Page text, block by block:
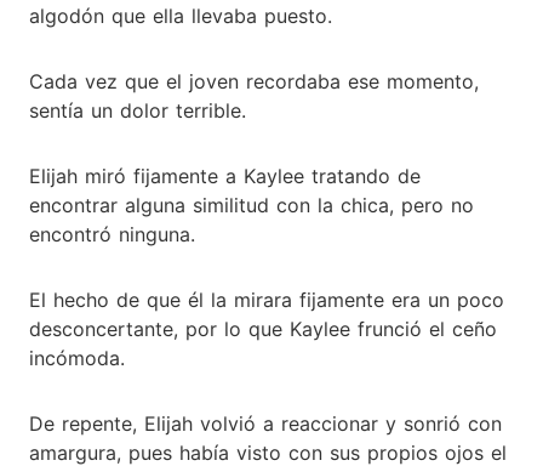
algodón que ella llevaba puesto.
Cada vez que el joven recordaba ese momento,
sentía un dolor terrible.
Elijah miró fijamente a Kaylee tratando de
encontrar alguna similitud con la chica, pero no
encontró ninguna.
El hecho de que él la mirara fijamente era un poco
desconcertante, por lo que Kaylee frunció el ceño
incómoda.
De repente, Elijah volvió a reaccionar y sonrió con
amargura, pues había visto con sus propios ojos el